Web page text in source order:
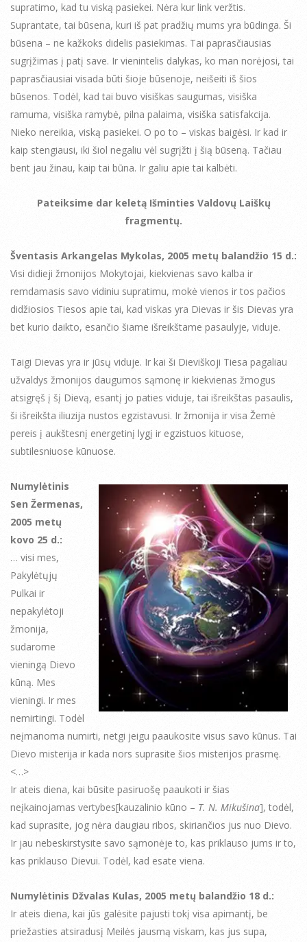
supratimo, kad tu viską pasiekei. Nėra kur link veržtis.
Suprantate, tai būsena, kuri iš pat pradžių mums yra būdinga. Ši
būsena – ne kažkoks didelis pasiekimas. Tai paprasčiausias
sugrįžimas į patį save. Ir vienintelis dalykas, ko man norėjosi, tai
paprasčiausiai visada būti šioje būsenoje, neišeiti iš šios
būsenos. Todėl, kad tai buvo visiškas saugumas, visiška
ramuma, visiška ramybė, pilna palaima, visiška satisfakcija.
Nieko nereikia, viską pasiekei. O po to – viskas baigėsi. Ir kad ir
kaip stengiausi, iki šiol negaliu vėl sugrįžti į šią būseną. Tačiau
bent jau žinau, kaip tai būna. Ir galiu apie tai kalbėti.
Pateiksime dar keletą Išminties Valdovų Laiškų
fragmentų.
Šventasis Arkangelas Mykolas, 2005 metų balandžio 15 d.:
Visi didieji žmonijos Mokytojai, kiekvienas savo kalba ir
remdamasis savo vidiniu supratimu, mokė vienos ir tos pačios
didžiosios Tiesos apie tai, kad viskas yra Dievas ir šis Dievas yra
bet kurio daikto, esančio šiame išreikštame pasaulyje, viduje.
Taigi Dievas yra ir jūsų viduje. Ir kai ši Dieviškoji Tiesa pagaliau
užvaldys žmonijos daugumos sąmonę ir kiekvienas žmogus
atsigręš į šį Dievą, esantį jo paties viduje, tai išreikštas pasaulis,
ši išreikšta iliuzija nustos egzistavusi. Ir žmonija ir visa Žemė
pereis į aukštesnį energetinį lygį ir egzistuos kituose,
subtilesniuose kūnuose.
Numylėtinis
Sen Žermenas,
2005 metų
kovo 25 d.:
… visi mes,
Pakylėtųjų
Pulkai ir
nepakylėtoji
žmonija,
sudarome
vieningą Dievo
kūną. Mes
vieningi. Ir mes
nemirtingi. Todėl
neįmanoma numirti, netgi jeigu paaukosite visus savo kūnus. Tai
Dievo misterija ir kada nors suprasite šios misterijos prasmę.
<…>
Ir ateis diena, kai būsite pasiruošę paaukoti ir šias
neįkainojamas vertybes[kauzalinio kūno – T. N. Mikušina], todėl,
kad suprasite, jog nėra daugiau ribos, skiriančios jus nuo Dievo.
Ir jau nebeskirstysite savo sąmonėje to, kas priklauso jums ir to,
kas priklauso Dievui. Todėl, kad esate viena.
Numylėtinis Džvalas Kulas, 2005 metų balandžio 18 d.:
Ir ateis diena, kai jūs galėsite pajusti tokį visa apimantį, be
priežasties atsiradusį Meilės jausmą viskam, kas jus supa,